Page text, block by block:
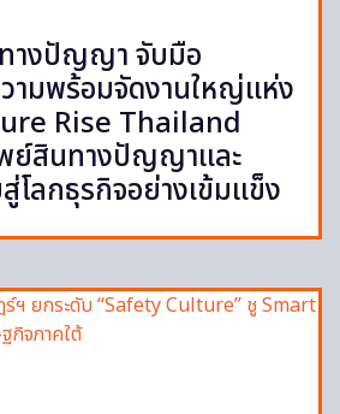
างปัญญา จับมือ
ามพร้อมจัดงานใหญ่แห่ง
Rise Thailand
ย์สินทางปัญญาและ
โลกธุรกิจอย่างเข้มแข็ง